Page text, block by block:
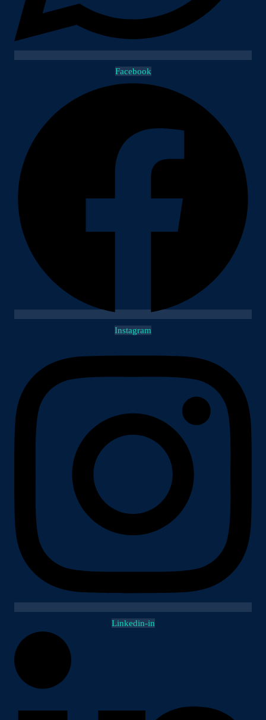
Facebook
Instagram
Linkedin-in